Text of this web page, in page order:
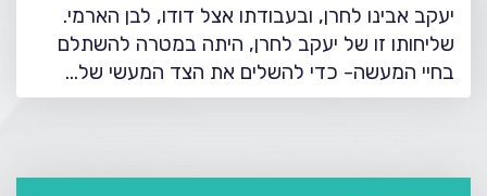
יעקב אבינו לחרן, ובעבודתו אצל דודו, לבן הארמי.
שליחותו זו של יעקב לחרן, היתה במטרה להשתלם
בחיי המעשה- כדי להשלים את הצד המעשי של…